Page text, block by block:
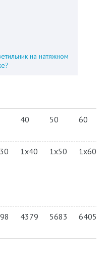
на натяжном
40 50 60
1х40 1х50 1х60
4379 5683 6405